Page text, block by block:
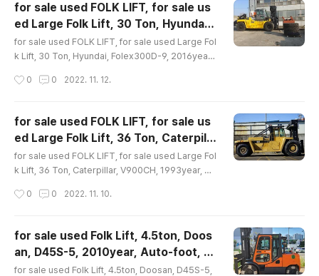
200LB 1986year EMAIL--smgyo@naver.com, 중
고대형지게차매매수출문의 중고지게차10톤이상급매매수
출문의 중고20톤지게차매매수출문의 칼마 1986년식 상
태양호 문의 02-2677-5544 대가중장비플랜트, for sa
for sale used FOLK LIFT, for sale us
ed Large Folk Lift, 30 Ton, Hyundai,
Folex300D-9, 2016year, EMAIL--smg
yo@naver.com, 중고대형지게차매매수출
문의, 중고지게차10톤이상급매매수출문의,
중고30톤지게차매매수출문..
for sale used FOLK LIFT, for sale used Large Fol
k Lift, 30 Ton, Hyundai, Folex300D-9, 2016year,
출문의, 중고지게차10톤이상급매매수출문의, 중고30톤지
ale used FOLK LIFT for sale used Large Folk Lift
30Ton Hyundai Folex300D-9 2016year EMAIL--
smgyo@naver.com, 중고대형지게차매매수출문의 중
고지게차10톤이상급매매수출문의 중고30톤지게차매매
0 0 2022. 11. 12.
for sale used FOLK LIFT, for sale us
ed Large Folk Lift, 36 Ton, Caterpilla
r, V900CH, 1993year, Spection= L 1
0350 x W 3970 x H 4250mm = Weigt
h52920kg, Engine-V8, EMAIL--smgy
o@naver.com, 중고대형지게차매매수출문
for sale used FOLK LIFT, for sale used Large Fol
k Lift, 36 Ton, Caterpillar, V900CH, 1993year, Sp
h52920kg, Engine-V8, EMAIL--smgyo@naver.c
출문의, 중고36톤지게차매매수출문의, 켓타필라, 1993년
식, 상태양호, 문의 02-2677-5544, 대가중장비플랜트,
for sale used FOLK LIFT for sale used Large Fol
0 0 2022. 11. 10.
for sale used Folk Lift, 4.5ton, Doos
an, D45S-5, 2010year, Auto-foot, 3
Step HIGH Mast High max 6.0M, EMA
for sale used Folk Lift, 4.5ton, Doosan, D45S-5,